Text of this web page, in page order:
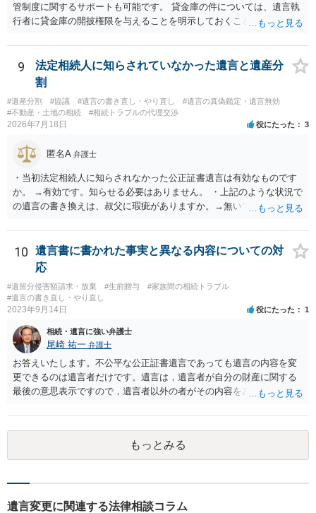
管制度に関するサポートも可能です。 貸金庫の件については、遺言執
行者に貸金庫の開披権限を与えることを明示しておくことでクリアで
9
法定相続人に知らされていなかった遺言と遺産分
割
#遺産分割 #協議 #遺言の書き直し・やり直し
#遺言の真偽鑑定・遺言無効
#不動産・土地の相続
#相続トラブルの代理交渉
2026年7月18日 役にたった 3
匿名A 弁護士
・当初法定相続人に知らされなかった公正証書遺言は有効なものです
か。 →有効です。知らせる必要はありません。 ・上記のような状況で
の遺言の書き換えは、叔父に瑕疵がありますか。→無いです。 ・分割
ますか。 →本人が自由に決められますので、どこが妥当とは言えない
です。客観的な基準もありません。 ・できれば穏やかに、分割を拒否
することはできますか。 →分割を拒否するということは、遺産はいら
ないということでしょうか。遺言で、受取を指定されててもいらない
と拒否することはできます。理由を説明する必要はありません。
10
遺言書に書かれた事実と異なる内容についての対
応
#遺留分侵害額請求・放棄 #生前贈与
#家族間の相続トラブル
#遺言の書き直し・やり直し
2023年9月14日 役にたった 1
相続・遺言に強い弁護士
尾崎 祐一 弁護士
お答えいたします。不公平な公正証書遺言であっても遺言の内容を変
更できるのは遺言者だけです。遺言は，遺言者が自分の財産に関する
最後の意思表示ですので，遺言者以外の者がその内容を左右させるこ
とはできないのです。
もっとみる
遺言変更に関連する法律相談コラム